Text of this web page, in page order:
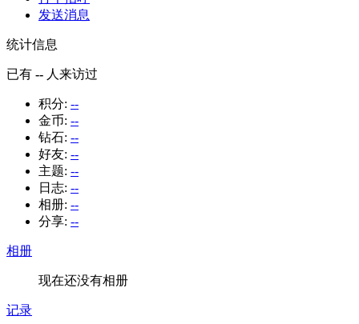
发送消息
统计信息
已有 -- 人来访过
积分: --
金币: --
钻石: --
好友: --
主题: --
日志: --
相册: --
分享: --
相册
现在还没有相册
记录